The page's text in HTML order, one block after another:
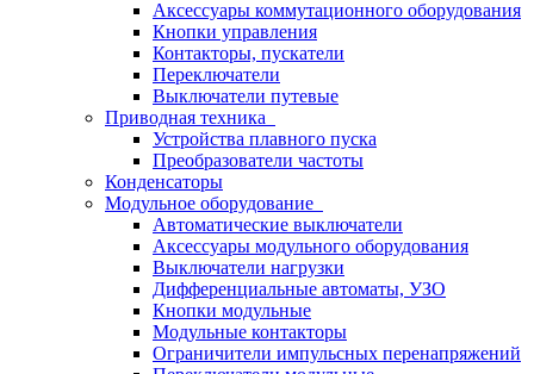
Аксессуары коммутационного оборудования
Кнопки управления
Контакторы, пускатели
Переключатели
Выключатели путевые
Приводная техника
Устройства плавного пуска
Преобразователи частоты
Конденсаторы
Модульное оборудование
Автоматические выключатели
Аксессуары модульного оборудования
Выключатели нагрузки
Дифференциальные автоматы, УЗО
Кнопки модульные
Модульные контакторы
Ограничители импульсных перенапряжений